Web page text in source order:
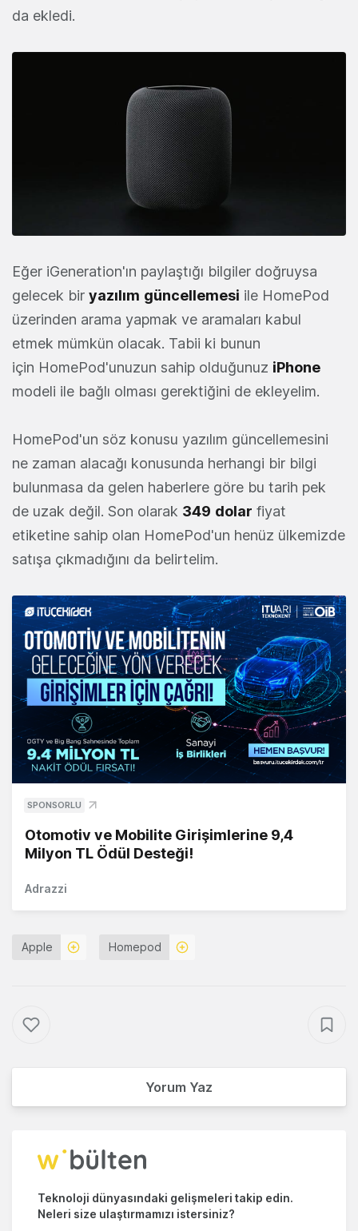
da ekledi.
Eğer iGeneration'ın paylaştığı bilgiler doğruysa
gelecek bir yazılım güncellemesi ile HomePod
üzerinden arama yapmak ve aramaları kabul
etmek mümkün olacak. Tabii ki bunun
için HomePod'unuzun sahip olduğunuz iPhone
modeli ile bağlı olması gerektiğini de ekleyelim.
HomePod'un söz konusu yazılım güncellemesini
ne zaman alacağı konusunda herhangi bir bilgi
bulunmasa da gelen haberlere göre bu tarih pek
de uzak değil. Son olarak 349 dolar fiyat
etiketine sahip olan HomePod'un henüz ülkemizde
satışa çıkmadığını da belirtelim.
SPONSORLU
Otomotiv ve Mobilite Girişimlerine 9,4
Milyon TL Ödül Desteği!
Adrazzi
Apple Homepod
Yorum Yaz
Teknoloji dünyasındaki gelişmeleri takip edin.
Neleri size ulaştırmamızı istersiniz?